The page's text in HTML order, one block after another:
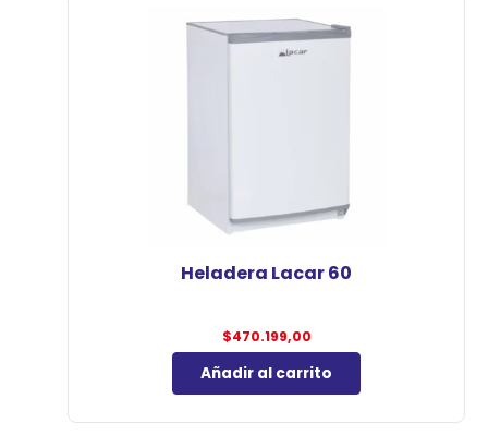
Heladera Lacar 60
$470.199,00
Añadir al carrito